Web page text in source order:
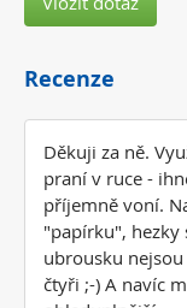
Recenze
Děkuji za ně.
praní v ruce -
příjemně voní.
"papírku", hezky
ubrousku
čtyři ;-) A navíc